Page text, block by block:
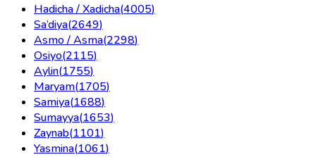
Hadicha / Xadicha(4005)
Sa’diya(2649)
Asmo / Asma(2298)
Osiyo(2115)
Aylin(1755)
Maryam(1705)
Samiya(1688)
Sumayya(1653)
Zaynab(1101)
Yasmina(1061)